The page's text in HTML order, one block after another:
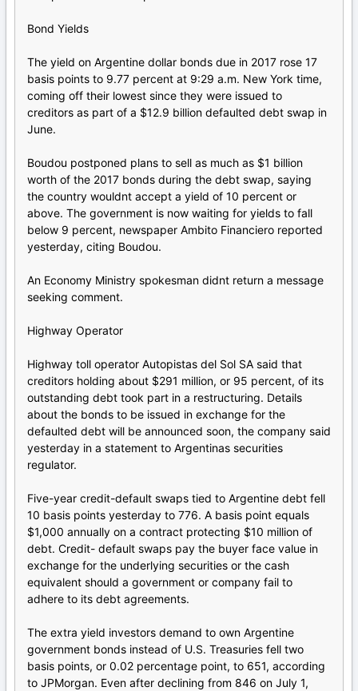
Bond Yields
The yield on Argentine dollar bonds due in 2017 rose 17
basis points to 9.77 percent at 9:29 a.m. New York time,
coming off their lowest since they were issued to
creditors as part of a $12.9 billion defaulted debt swap in
June.
Boudou postponed plans to sell as much as $1 billion
worth of the 2017 bonds during the debt swap, saying
the country wouldnt accept a yield of 10 percent or
above. The government is now waiting for yields to fall
below 9 percent, newspaper Ambito Financiero reported
yesterday, citing Boudou.
An Economy Ministry spokesman didnt return a message
seeking comment.
Highway Operator
Highway toll operator Autopistas del Sol SA said that
creditors holding about $291 million, or 95 percent, of its
outstanding debt took part in a restructuring. Details
about the bonds to be issued in exchange for the
defaulted debt will be announced soon, the company said
yesterday in a statement to Argentinas securities
regulator.
Five-year credit-default swaps tied to Argentine debt fell
10 basis points yesterday to 776. A basis point equals
$1,000 annually on a contract protecting $10 million of
debt. Credit- default swaps pay the buyer face value in
exchange for the underlying securities or the cash
equivalent should a government or company fail to
adhere to its debt agreements.
The extra yield investors demand to own Argentine
government bonds instead of U.S. Treasuries fell two
basis points, or 0.02 percentage point, to 651, according
to JPMorgan. Even after declining from 846 on July 1,